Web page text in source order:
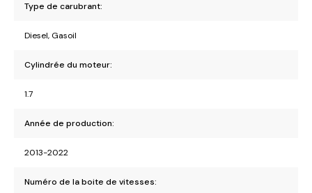
Type de carubrant:
Diesel, Gasoil
Cylindrée du moteur:
1.7
Année de production:
2013-2022
Numéro de la boite de vitesses: